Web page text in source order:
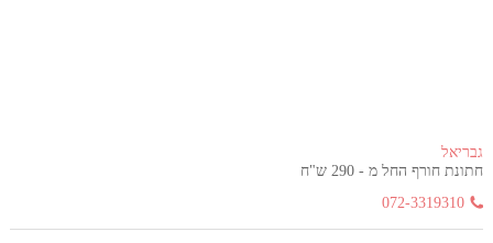
גבריאל
חתונת חורף החל מ - 290 ש"ח
072-3319310